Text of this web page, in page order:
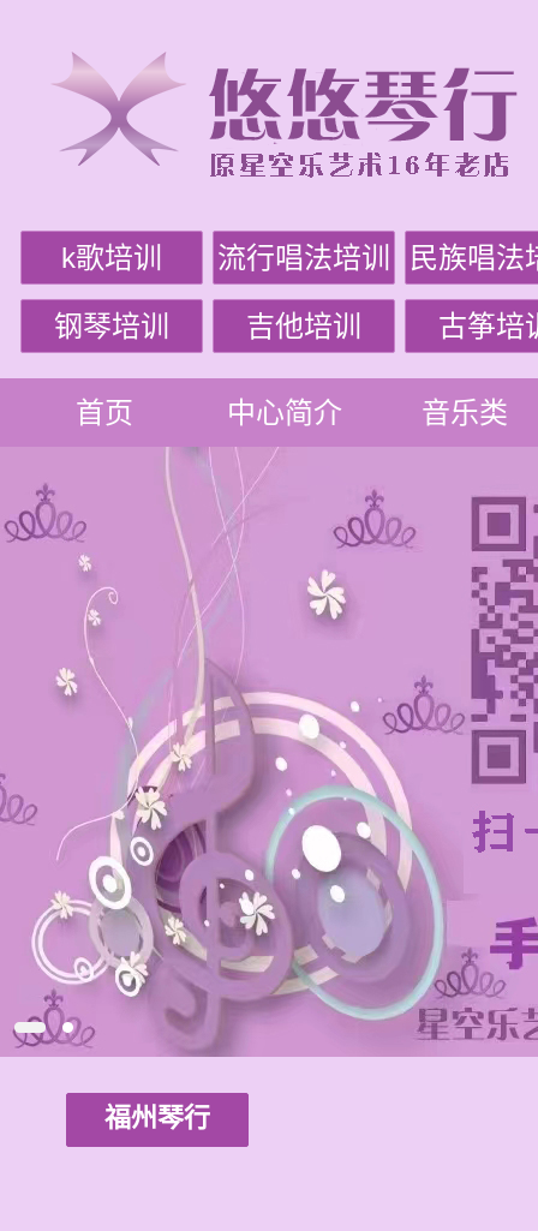
k歌培训 流行唱法培训 民族唱法
钢琴培训 吉他培训 古筝培
首页 中心简介 音乐类
福州琴行